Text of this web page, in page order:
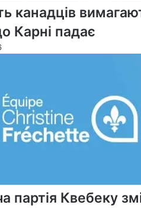
канадців
Карні падає
партія Квебеку